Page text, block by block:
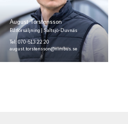
August Torstensson
Båtförsäljning | Saltsjö-Duvnäs
Tel: 070-513 22 20
august.torstensson@nimbus.se